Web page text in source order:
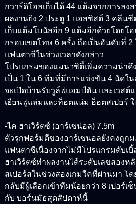
กวาร์ดิโอลเก็บได้ 44 แต้มจากการลง
ผลงานยิง 2 ประตู 1 แอสซิสต์ 3 คลีนชี
เก็บแต้มโบนัสอีก 9 แต้มอีกด้วยโดยโอ
กรอบเขตโทษ 6 ครั้ง ถือเป็นอันดับที่ 2
แฟนตาซีในช่วงเวลาดังกล่าว
โปรแกรมของแมนฯซิตี้เพิ่มความน่าดึ
เป็น 1 ใน 6 ทีมที่มีการแข่งขัน 4 นัดใ
จะเปิดบ้านรับวูล์ฟแฮมป์ตัน และเวสต์
เยือนฟูแล่มและท็อตแน่ม ฮ็อตสเปอร์ ใ
-ไค ฮาเวิร์ตซ์ (อาร์เซน่อล) 7.5m
ตัวรุกฟอร์มดีของอาร์เซนอลยังคงถูก
แฟนตาซีเนื่องจากไม่มีโปรแกรมดับเบิ้
ฮาเวิร์ตซ์ทำผลงานได้ระดับเลขสองห
สเปอร์สในช่วงสองเกมวีคที่ผ่านมา โ
กลับมีผู้เลือกเข้าทีมน้อยกว่า 8 เปอร์เ
กับ บอร์นมัธสุดสัปดาห์นี้